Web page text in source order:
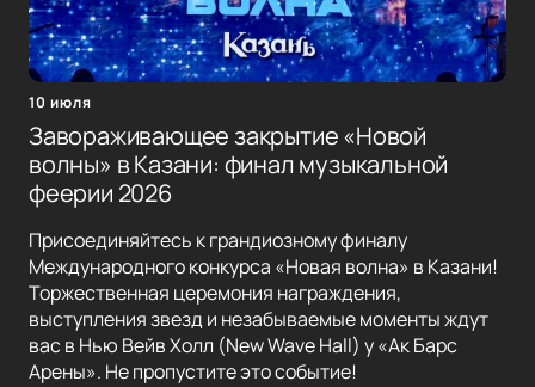
10 июля
Завораживающее закрытие «Новой
волны» в Казани: финал музыкальной
феерии 2026
Присоединяйтесь к грандиозному финалу
Международного конкурса «Новая волна» в Казани!
Торжественная церемония награждения,
выступления звезд и незабываемые моменты ждут
вас в Нью Вейв Холл (New Wave Hall) у «Ак Барс
Арены». Не пропустите это событие!